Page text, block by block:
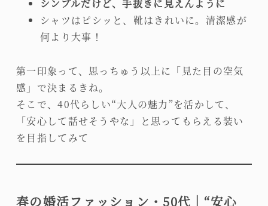
シンプルだけど、手抜きに見えんように
シャツはピシッと、靴はきれいに。清潔感が
何より大事！
第一印象って、思っちゅう以上に「見た目の空気
感」で決まるきね。
そこで、40代らしい“大人の魅力”を活かして、
「安心して話せそうやな」と思ってもらえる装い
を目指してみて
春の婚活ファッション・50代｜“安心